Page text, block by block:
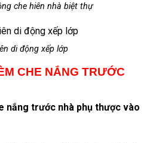
che hiên nhà biệt thự
di động xếp lớp
CHE NẮNG TRƯỚC
nắng trước nhà phụ thược vào